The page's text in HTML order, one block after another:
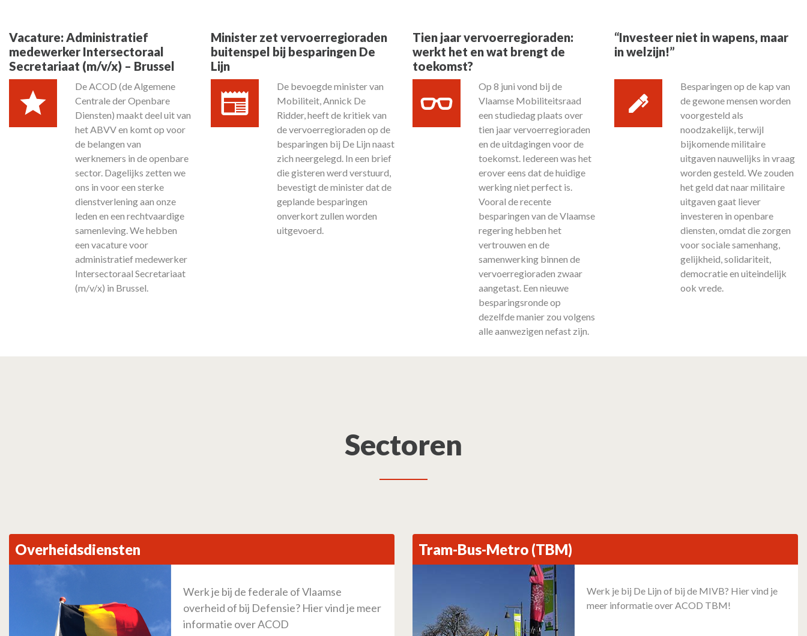
Vacature: Administratief
medewerker Intersectoraal
Secretariaat (m/v/x) – Brussel
De ACOD (de Algemene
Centrale der Openbare
Diensten) maakt deel uit van
het ABVV en komt op voor
de belangen van
werknemers in de openbare
sector. Dagelijks zetten we
ons in voor een sterke
dienstverlening aan onze
leden en een rechtvaardige
samenleving. We hebben
een vacature voor
administratief medewerker
Intersectoraal Secretariaat
(m/v/x) in Brussel.
Minister zet vervoerregioraden
buitenspel bij besparingen De
Lijn
De bevoegde minister van
Mobiliteit, Annick De
Ridder, heeft de kritiek van
de vervoerregioraden op de
besparingen bij De Lijn naast
zich neergelegd. In een brief
die gisteren werd verstuurd,
bevestigt de minister dat de
geplande besparingen
onverkort zullen worden
uitgevoerd.
Tien jaar vervoerregioraden:
werkt het en wat brengt de
toekomst?
Op 8 juni vond bij de
Vlaamse Mobiliteitsraad
een studiedag plaats over
tien jaar vervoerregioraden
en de uitdagingen voor de
toekomst. Iedereen was het
erover eens dat de huidige
werking niet perfect is.
Vooral de recente
besparingen van de Vlaamse
regering hebben het
vertrouwen en de
samenwerking binnen de
vervoerregioraden zwaar
aangetast. Een nieuwe
besparingsronde op
dezelfde manier zou volgens
alle aanwezigen nefast zijn.
“Investeer niet in wapens, maar
in welzijn!”
Besparingen op de kap van
de gewone mensen worden
voorgesteld als
noodzakelijk, terwijl
bijkomende militaire
uitgaven nauwelijks in vraag
worden gesteld. We zouden
het geld dat naar militaire
uitgaven gaat liever
investeren in openbare
diensten, omdat die zorgen
voor sociale samenhang,
gelijkheid, solidariteit,
democratie en uiteindelijk
ook vrede.
Sectoren
Overheidsdiensten
Werk je bij de federale of Vlaamse
overheid of bij Defensie? Hier vind je meer
informatie over ACOD
Tram-Bus-Metro (TBM)
Werk je bij De Lijn of bij de MIVB? Hier vind je
meer informatie over ACOD TBM!